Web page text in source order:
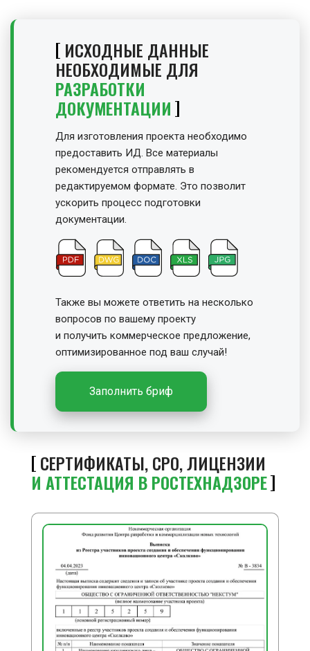
ИСХОДНЫЕ ДАННЫЕ
НЕОБХОДИМЫЕ ДЛЯ
РАЗРАБОТКИ
ДОКУМЕНТАЦИИ
Для изготовления проекта необходимо
предоставить ИД. Все материалы
рекомендуется отправлять в
редактируемом формате. Это позволит
ускорить процесс подготовки
документации.
Также вы можете ответить на несколько
вопросов по вашему проекту
и получить коммерческое предложение,
оптимизированное под ваш случай!
Заполнить бриф
СЕРТИФИКАТЫ, СРО, ЛИЦЕНЗИИ
И АТТЕСТАЦИЯ В РОСТЕХНАДЗОРЕ